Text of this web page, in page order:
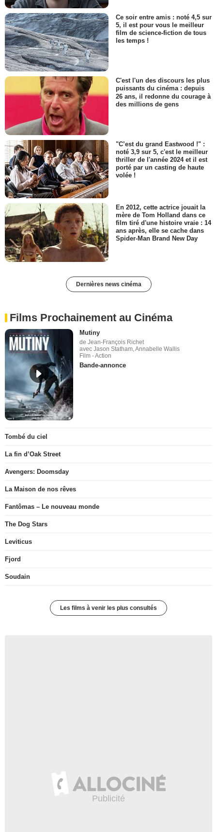
Ce soir entre amis : noté 4,5 sur
5, il est pour vous le meilleur
film de science-fiction de tous
les temps !
C'est l'un des discours les plus
puissants du cinéma : depuis
26 ans, il redonne du courage à
des millions de gens
"C’est du grand Eastwood !" :
noté 3,9 sur 5, c'est le meilleur
thriller de l'année 2024 et il est
porté par un casting de haute
volée !
En 2012, cette actrice jouait la
mère de Tom Holland dans ce
film tiré d'une histoire vraie : 14
ans après, elle se cache dans
Spider-Man Brand New Day
Dernières news cinéma
Films Prochainement au Cinéma
Mutiny
de Jean-François Richet
avec Jason Statham, Annabelle Wallis
Film - Action
Bande-annonce
Tombé du ciel
La fin d’Oak Street
Avengers: Doomsday
La Maison de nos rêves
Fantômas – Le nouveau monde
The Dog Stars
Leviticus
Fjord
Soudain
Les films à venir les plus consultés